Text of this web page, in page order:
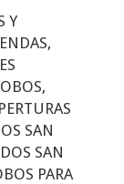
Y
SAN
SAN
PARA